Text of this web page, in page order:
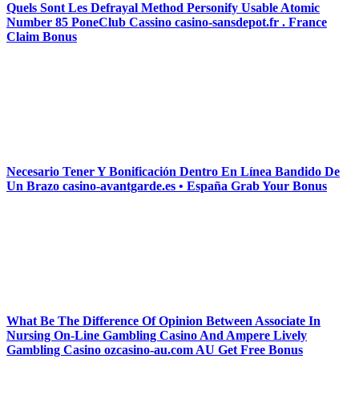
Quels Sont Les Defrayal Method Personify Usable Atomic
Number 85 PoneClub Cassino casino-sansdepot.fr . France
Claim Bonus
Necesario Tener Y Bonificación Dentro En Línea Bandido De
Un Brazo casino-avantgarde.es • España Grab Your Bonus
What Be The Difference Of Opinion Between Associate In
Nursing On-Line Gambling Casino And Ampere Lively
Gambling Casino ozcasino-au.com AU Get Free Bonus